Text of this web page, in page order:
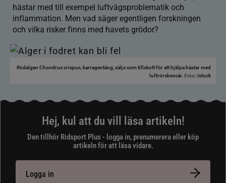
hästar med till exempel luftvägsproblematik och
inflammation. Men vad säger egentligen forskningen
och vilka risker finns med havets grödor?
Rödalgen Chondrus crispus, karragentång, säljs som tillskott för att hjälpa hästar med
luftrörs­besvär. Foto: Istock
Hej, kul att du vill läsa artikeln!
Den tillhör Ridsport Plus - logga in, prenumerera eller köp
artikeln för att läsa vidare.
Logga in